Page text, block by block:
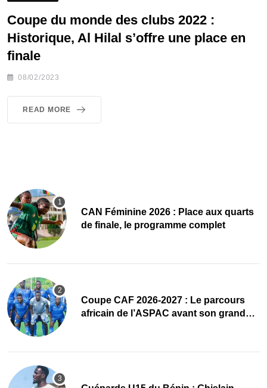
Coupe du monde des clubs 2022 :
Historique, Al Hilal s’offre une place en
finale
08/02/2023
READ MORE
CAN Féminine 2026 : Place aux quarts
de finale, le programme complet
Coupe CAF 2026-2027 : Le parcours
africain de l’ASPAC avant son grand